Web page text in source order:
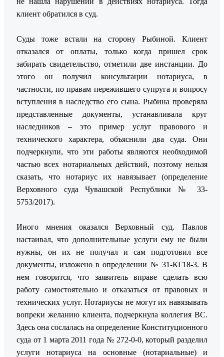
клиент обратился в суд.
Суды тоже встали на сторону Рыбиной. Клиент
отказался от оплаты, только когда пришел срок
забирать свидетельство, отметили две инстанции. До
этого он получил консультации нотариуса, в
частности, по правам пережившего супруга и вопросу
вступления в наследство его сына. Рыбина проверяла
представленные документы, устанавливала круг
наследников – это пример услуг правового и
технического характера, объяснили два суда. Они
подчеркнули, что эти работы являются необходимой
частью всех нотариальных действий, поэтому нельзя
сказать, что нотариус их навязывает (определение
Верховного суда Чувашской Республики № 33-
5753/2017).
Иного мнения оказался Верховный суд. Павлов
настаивал, что дополнительные услуги ему не были
нужны, он их не получал и сам подготовил все
документы, изложено в определении № 31-КГ18-3. В
нем говорится, что заявитель вправе сделать всю
работу самостоятельно и отказаться от правовых и
технических услуг. Нотариусы не могут их навязывать
вопреки желанию клиента, подчеркнула коллегия ВС.
Здесь она сослалась на определение Конституционного
суда от 1 марта 2011 года № 272-0-0, который разделил
услуги нотариуса на основные (нотариальные) и